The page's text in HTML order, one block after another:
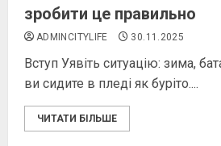
зробити це правильно
ADMINCITYLIFE 30.11.2025
Вступ Уявіть ситуацію: зима,
ви сидите в пледі як буріто....
ЧИТАТИ БІЛЬШЕ